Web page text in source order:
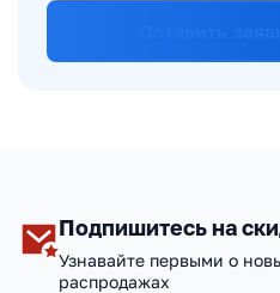
Подпишитесь на
Узнавайте первыми о
распродажах